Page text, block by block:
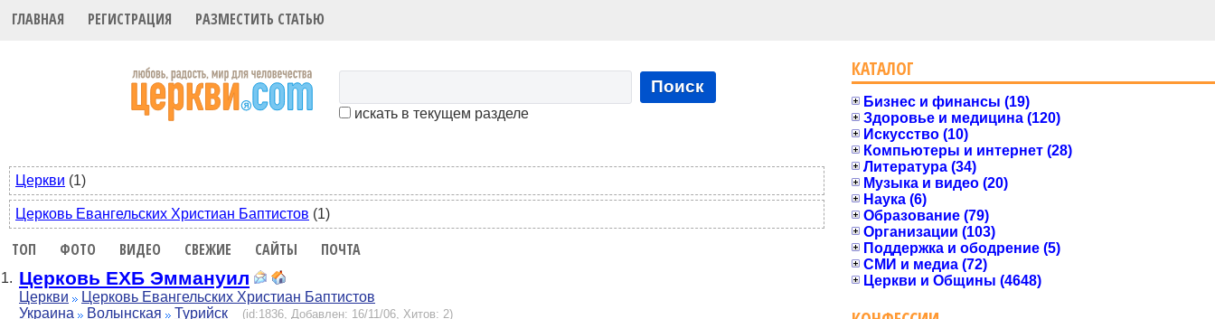
ГЛАВНАЯ РЕГИСТРАЦИЯ РАЗМЕСТИТЬ СТАТЬЮ
Поиск
искать в текущем разделе
Церкви (1)
Церковь Евангельских Христиан Баптистов (1)
ТОП ФОТО ВИДЕО СВЕЖИЕ САЙТЫ ПОЧТА
1. Церковь ЕХБ Эммануил
Церкви
Церковь Евангельских Христиан Баптистов
Украина
Волынская Турийск (id:1836, Добавлен: 16/11/06, Хитов: 2)
КАТАЛОГ
Бизнес и финансы (19)
Здоровье и медицина (120)
Искусство (10)
Компьютеры и интернет (28)
Литература (34)
Музыка и видео (20)
Наука (6)
Образование (79)
Организации (103)
Поддержка и ободрение (5)
СМИ и медиа (72)
Церкви и Общины (4648)